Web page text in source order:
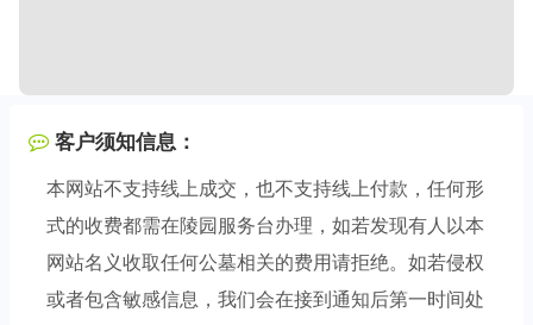
客户须知信息：
本网站不支持线上成交，也不支持线上付款，任何形
式的收费都需在陵园服务台办理，如若发现有人以本
网站名义收取任何公墓相关的费用请拒绝。如若侵权
或者包含敏感信息，我们会在接到通知后第一时间处